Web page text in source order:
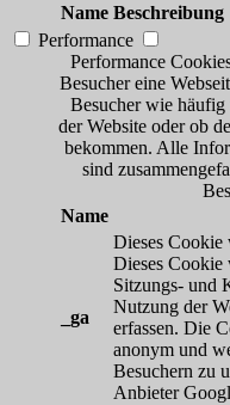
Name Beschreibung
Performance
Performance
Besucher eine
Besucher wie häufig
der Website oder ob
bekommen. Alle
sind
Name
_ga
Dieses
Dieses Cookie
Sitzungs- und
Nutzung der
erfassen. Die
anonym und
Besuchern zu
Anbieter